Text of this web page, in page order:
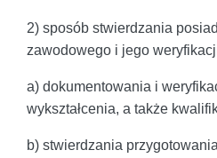
2) sposób stwierdzania
zawodowego i jego
a) dokumentowania i
wykształcenia, a także
b) stwierdzania